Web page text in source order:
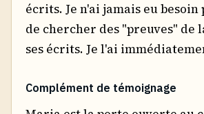
écrits. Je n'ai jamais eu besoin
de chercher des "preuves" de
ses écrits. Je l'ai
Complément de témoignage